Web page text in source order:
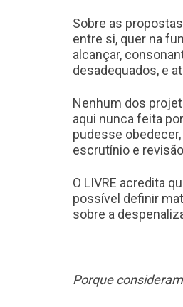
Sobre as
entre si, quer na
alcançar,
desadequados, e
Nenhum dos
aqui nunca feita
pudesse
escrutínio e
O LIVRE acredita
possível definir
sobre a
Porque